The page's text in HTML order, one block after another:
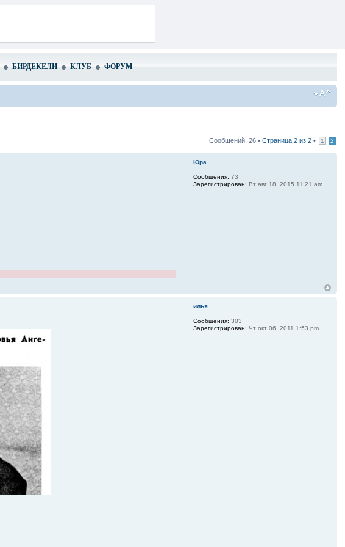
БИРДЕКЕЛИ КЛУБ ФОРУМ
Сообщений: 26 • Страница 2 из 2 • 1 2
Юра
Сообщения: 73
Зарегистрирован: Вт авг 18, 2015 11:21 am
илья
Сообщения: 303
Зарегистрирован: Чт окт 06, 2011 1:53 pm